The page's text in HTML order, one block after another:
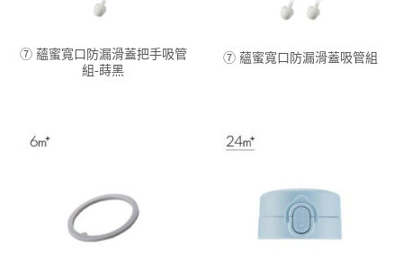
⑦ 蘊蜜寬口防漏滑蓋把手吸管
組-蒔黑
⑦ 蘊蜜寬口防漏滑蓋吸管組